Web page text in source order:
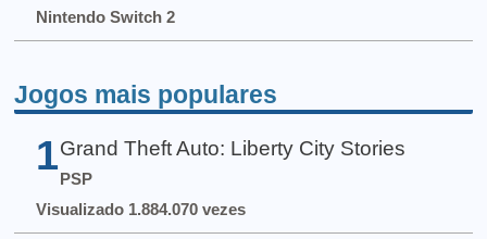
Nintendo Switch 2
Jogos mais populares
1 Grand Theft Auto: Liberty City Stories
PSP
Visualizado 1.884.070 vezes